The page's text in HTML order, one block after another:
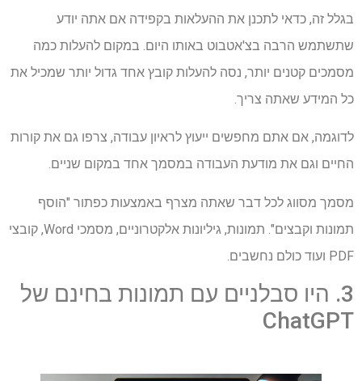
בגלל זה, כדאי לתכנן את ההעלאות בקפידה אם אתה יודע
שתשתמש הרבה בצ'אטבוט באותו היום. במקום להעלות כמה
מסמכים קטנים יותר, נסה להעלות קובץ אחד גדול יותר שמכיל את
כל המידע שאתה צריך.
לדוגמה, אם אתם מחפשים ייעוץ לראיון עבודה, צרפו גם את קורות
החיים וגם את מודעת העבודה במסמך אחד במקום שניים.
מסמך מסווג לכל דבר שאתה מצרף באמצעות כפתור "הוסף
תמונות וקבצים". תמונות, גיליונות אלקטרוניים, מסמכי Word, קובצי
PDF ועוד כולם נחשבים.
3. היו סבלניים עם תמונות בחינם של
ChatGPT